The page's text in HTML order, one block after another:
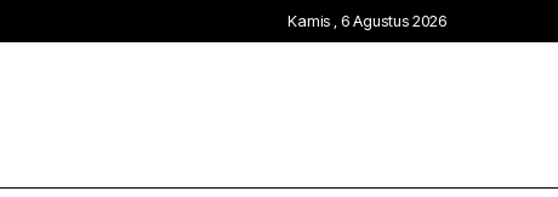
Kamis , 6 Agustus 2026